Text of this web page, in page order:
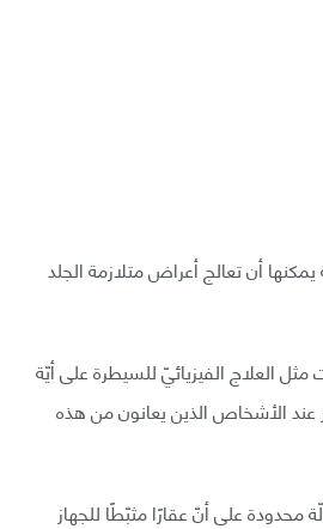
أن تعالج أعراض متلازمة الجلد
العلاج الفيزيائيّ للسيطرة على أيّة
الأشخاص الذين يعانون من هذه
محدودة على أنّ عقارًا مثبّطًا للجهاز